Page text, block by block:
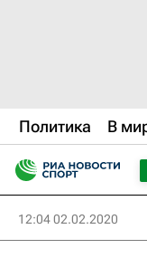
Политика В
12:04 02.02.2020